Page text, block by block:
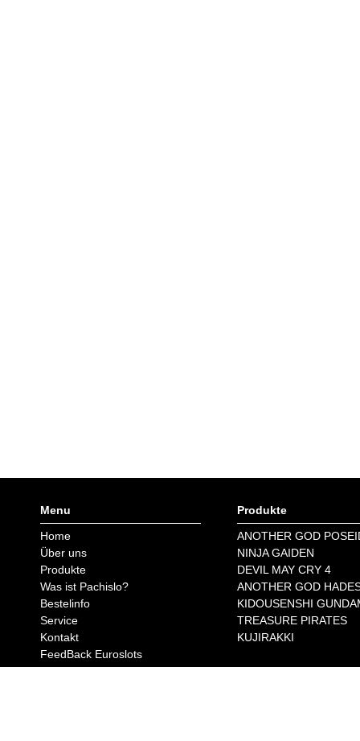
Menu
Home
Über uns
Produkte
Was ist Pachislo?
Bestelinfo
Service
Kontakt
FeedBack Euroslots
Produkte
ANOTHER GOD
NINJA GAIDEN
DEVIL MAY CRY 4
ANOTHER GOD
KIDOUSENSHI
TREASURE PIRATES
KUJIRAKKI